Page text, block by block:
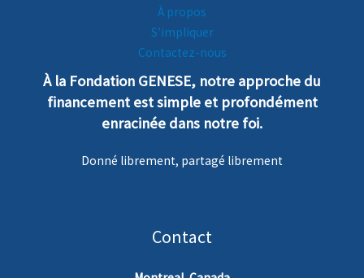
À propos
S’impliquer
Contactez-nous
À la Fondation GENESE, notre approche du
financement est simple et profondément
enracinée dans notre foi.
Donné librement, partagé librement
Contact